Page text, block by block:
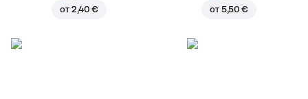
от 2,40 € от 5,50 €